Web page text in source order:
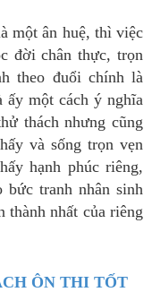
ân huệ, thì việc
đời chân thực, trọn
theo đuổi chính là
ấy một cách ý nghĩa
thách nhưng cũng
và sống trọn vẹn
hạnh phúc riêng,
bức tranh nhân sinh
thành nhất của riêng
ÔN THI TỐT